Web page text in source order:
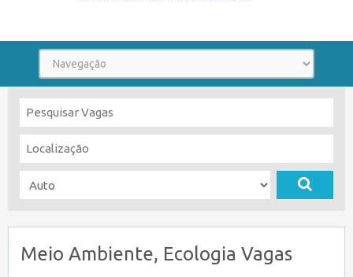
Meio Ambiente, Ecologia Vagas